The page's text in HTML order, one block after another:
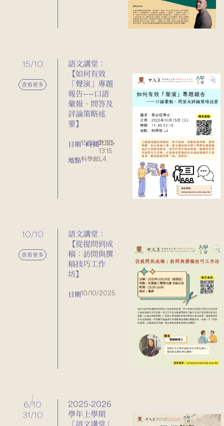
15/10
查看更多
語文講堂：
【如何有效
「聲演」專題
報告——口語
彙報、問答及
評論策略述
要】
日期15/10/2025
時間11:30-
13:15
地點科學館L4
10/10
查看更多
語文講堂：
【從提問到成
稿：訪問與撰
稿技巧工作
坊】
日期10/10/2025
6/10
31/10
2025-2026
學年上學期
「語文講堂」